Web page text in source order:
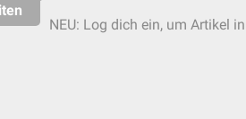
NEU: Log dich ein, um Artikel